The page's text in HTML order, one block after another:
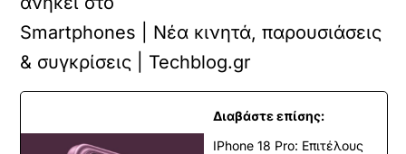
Smartphones | Νέα κινητά, παρουσιάσεις
& συγκρίσεις | Techblog.gr
Διαβάστε επίσης:
IPhone 18 Pro: Επιτέλους